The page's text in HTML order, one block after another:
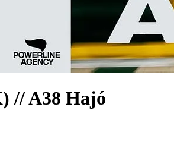
// A38 Hajó